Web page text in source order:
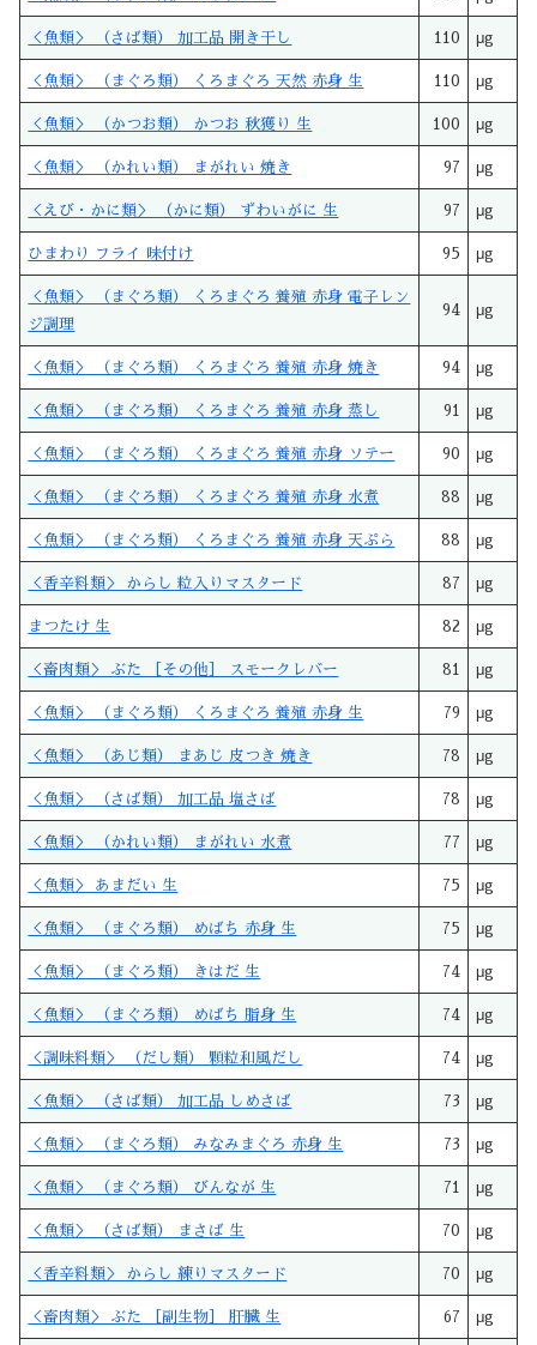
＜魚類＞ （さば類） 加工品 開き干し 110 μg
＜魚類＞ （まぐろ類） くろまぐろ 天然 赤身 生 110 μg
＜魚類＞ （かつお類） かつお 秋獲り 生 100 μg
＜魚類＞ （かれい類） まがれい 焼き 97 μg
＜えび・かに類＞ （かに類） ずわいがに 生 97 μg
ひまわり フライ 味付け 95 μg
＜魚類＞ （まぐろ類） くろまぐろ 養殖 赤身 電子レン
ジ調理
94 μg
＜魚類＞ （まぐろ類） くろまぐろ 養殖 赤身 焼き 94 μg
＜魚類＞ （まぐろ類） くろまぐろ 養殖 赤身 蒸し 91 μg
＜魚類＞ （まぐろ類） くろまぐろ 養殖 赤身 ソテー 90 μg
＜魚類＞ （まぐろ類） くろまぐろ 養殖 赤身 水煮 88 μg
＜魚類＞ （まぐろ類） くろまぐろ 養殖 赤身 天ぷら 88 μg
＜香辛料類＞ からし 粒入りマスタード 87 μg
まつたけ 生 82 μg
＜畜肉類＞ ぶた ［その他］ スモークレバー 81 μg
＜魚類＞ （まぐろ類） くろまぐろ 養殖 赤身 生 79 μg
＜魚類＞ （あじ類） まあじ 皮つき 焼き 78 μg
＜魚類＞ （さば類） 加工品 塩さば 78 μg
＜魚類＞ （かれい類） まがれい 水煮 77 μg
＜魚類＞ あまだい 生 75 μg
＜魚類＞ （まぐろ類） めばち 赤身 生 75 μg
＜魚類＞ （まぐろ類） きはだ 生 74 μg
＜魚類＞ （まぐろ類） めばち 脂身 生 74 μg
＜調味料類＞ （だし類） 顆粒和風だし 74 μg
＜魚類＞ （さば類） 加工品 しめさば 73 μg
＜魚類＞ （まぐろ類） みなみまぐろ 赤身 生 73 μg
＜魚類＞ （まぐろ類） びんなが 生 71 μg
＜魚類＞ （さば類） まさば 生 70 μg
＜香辛料類＞ からし 練りマスタード 70 μg
＜畜肉類＞ ぶた ［副生物］ 肝臓 生 67 μg